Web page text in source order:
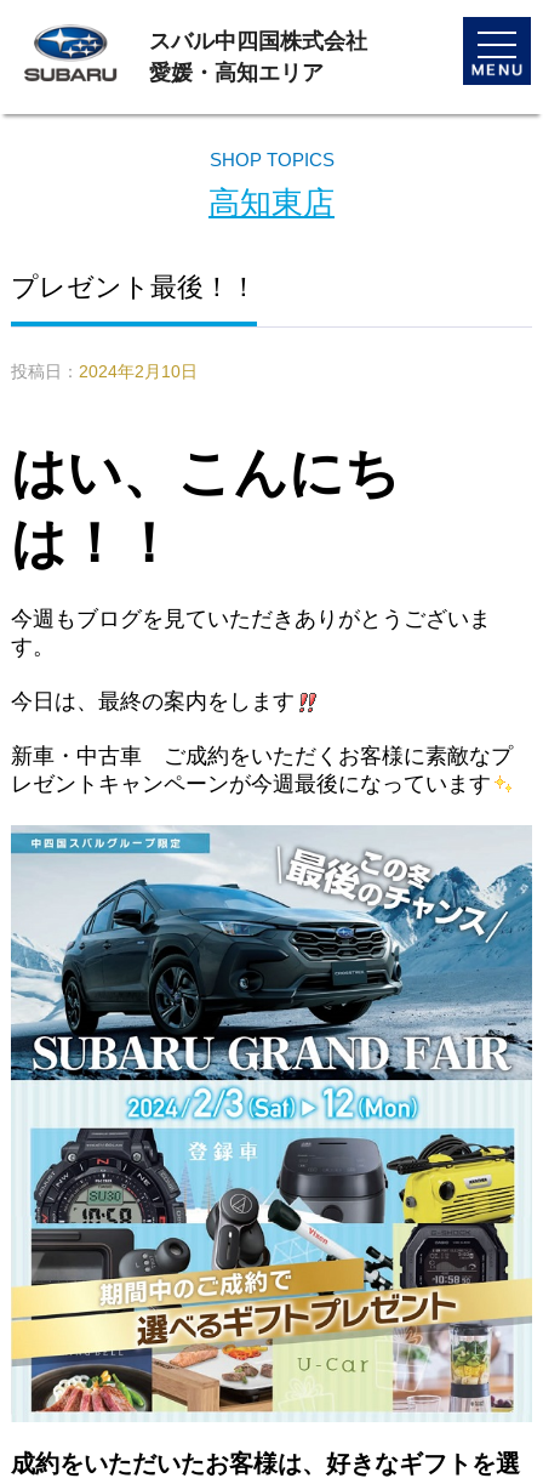
toggle
スバル中四国株式会社
愛媛・高知エリア
SHOP TOPICS
高知東店
プレゼント最後！！
投稿日： 2024年2月10日
はい、こんにち
は！！
今週もブログを見ていただきありがとうございま
す。
今日は、最終の案内をします
新車・中古車 ご成約をいただくお客様に素敵なプ
レゼントキャンペーンが今週最後になっています
成約をいただいたお客様は、好きなギフトを選